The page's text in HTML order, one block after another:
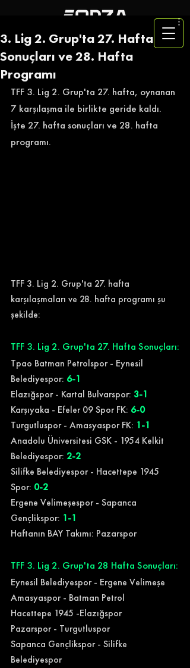
3. Lig 2. Grup'ta 27. Hafta
Sonuçları ve 28. Hafta
Programı
TFF 3. Lig 2. Grup'ta 27. hafta, oynanan
7 karşılaşma ile birlikte geride kaldı.
İşte 27. hafta sonuçları ve 28. hafta
programı.
TFF 3. Lig 2. Grup'ta 27. hafta
karşılaşmaları ve 28. hafta programı şu
şekilde:
TFF 3. Lig 2. Grup'ta 27. Hafta Sonuçları:
Tpao Batman Petrolspor - Eynesil
Belediyespor: 6-1
Elazığspor - Kartal Bulvarspor: 3-1
Karşıyaka - Efeler 09 Spor FK: 6-0
Turgutluspor - Amasyaspor FK: 1-1
Anadolu Üniversitesi GSK - 1954 Kelkit
Belediyespor: 2-2
Silifke Belediyespor - Hacettepe 1945
Spor: 0-2
Ergene Velimeşespor - Sapanca
Gençlikspor: 1-1
Haftanın BAY Takımı: Pazarspor
TFF 3. Lig 2. Grup'ta 28 Hafta Sonuçları:
Eynesil Belediyespor - Ergene Velimeşe
Amasyaspor - Batman Petrol
Hacettepe 1945 -Elazığspor
Pazarspor - Turgutluspor
Sapanca Gençlikspor - Silifke
Belediyespor